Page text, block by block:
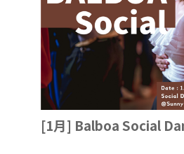
[1月] Balboa Social